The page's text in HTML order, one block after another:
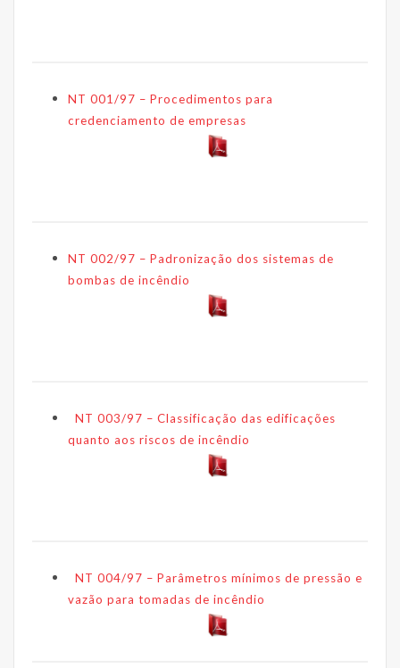
NT 001/97 – Procedimentos para
credenciamento de empresas
NT 002/97 – Padronização dos sistemas de
bombas de incêndio
NT 003/97 – Classificação das edificações
quanto aos riscos de incêndio
NT 004/97 – Parâmetros mínimos de pressão e
vazão para tomadas de incêndio